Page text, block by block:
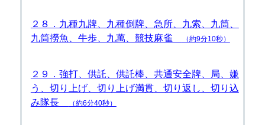
２８．九種九牌、九種倒牌、急所、九索、九筒、
九筒撈魚、牛歩、九萬、競技麻雀
（約9分10秒）
２９．強打、供託、供託棒、共通安全牌、局、嫌
う、切り上げ、切り上げ満貫、切り返し、切り込
み隊長
（約6分40秒）